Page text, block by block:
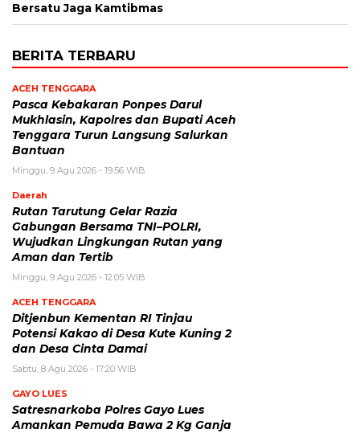
Bersatu Jaga Kamtibmas
BERITA TERBARU
ACEH TENGGARA
Pasca Kebakaran Ponpes Darul
Mukhlasin, Kapolres dan Bupati Aceh
Tenggara Turun Langsung Salurkan
Bantuan
Minggu, 9 Agu 2026 - 19:56 WIB
Daerah
Rutan Tarutung Gelar Razia
Gabungan Bersama TNI–POLRI,
Wujudkan Lingkungan Rutan yang
Aman dan Tertib
Minggu, 9 Agu 2026 - 12:05 WIB
ACEH TENGGARA
Ditjenbun Kementan RI Tinjau
Potensi Kakao di Desa Kute Kuning 2
dan Desa Cinta Damai
Sabtu, 8 Agu 2026 - 17:20 WIB
GAYO LUES
Satresnarkoba Polres Gayo Lues
Amankan Pemuda Bawa 2 Kg Ganja